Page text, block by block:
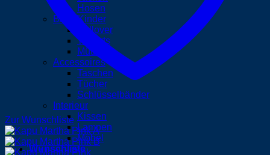
Hosen
Baby/Kinder
Pullover
T-Shirts
Mützen
Accessoires
Taschen
Tücher
Schlüsselbänder
Interieur
Kissen
Lampen
Möbel
Wunschliste
Zur Wunschliste